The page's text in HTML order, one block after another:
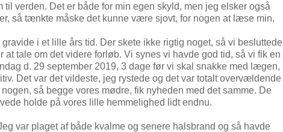
til verden. Det er både for min egen skyld, men jeg elsker også
så tænkte måske det kunne være sjovt, for nogen at læse min.
i et lille års tid. Der skete ikke rigtig noget, så vi besluttede
tale om det videre forløb. Vi synes vi havde god tid, så vi fik en
d. 29 september 2019, 3 dage før vi skal snakke med lægen,
Det var det vildeste, jeg rystede og det var totalt overvældende
så begge vores mødre, fik nyheden med det samme. De
holde på vores lille hemmelighed lidt endnu.
var plaget af både kvalme og senere halsbrand og så havde